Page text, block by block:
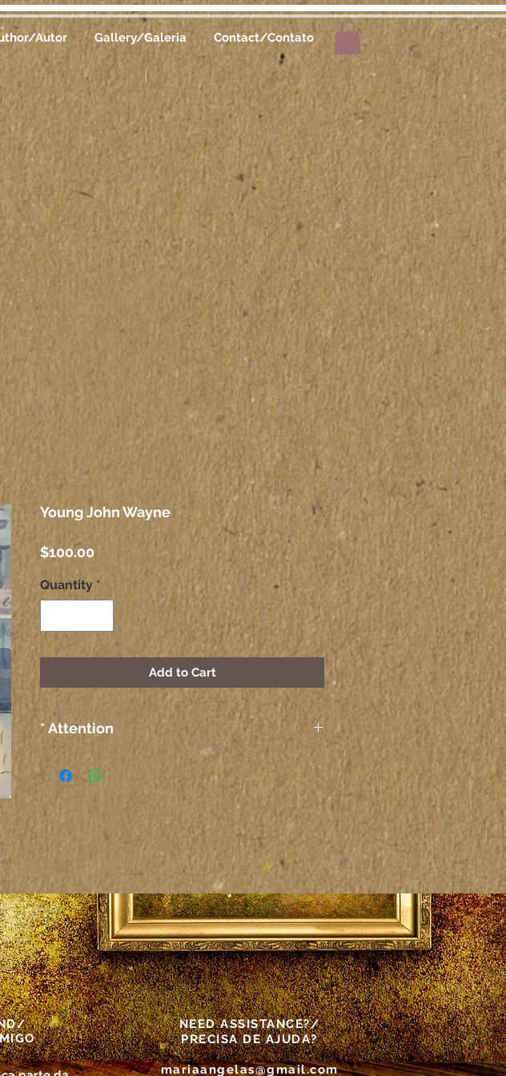
Autor Gallery/Galeria Contact/Contato
Young John Wayne
$100.00Price
Quantity *
Add to Cart
* Attention
The colors on the paintings seen on the
computer or any other electronic device may
not correspond exactly to the colors on the
paper itself.
Atenção
As cores das telas vistas pelo computador ou
outro meio eletrônico podem não
corresponder exatamente às cores das telas
propriamente ditas.
NEED ASSISTANCE?/
PRECISA DE AJUDA?
mariaangelas@gmail.com